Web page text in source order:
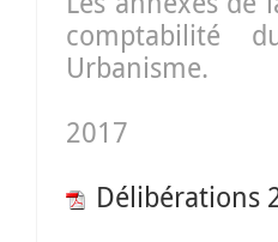
comptabilité
Urbanisme.
2017
Délibérations